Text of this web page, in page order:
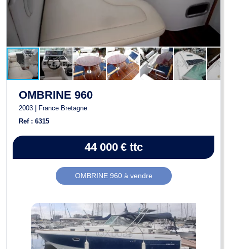
OMBRINE 960
2003 | France Bretagne
Ref : 6315
44 000 €ttc
OMBRINE 960 à vendre